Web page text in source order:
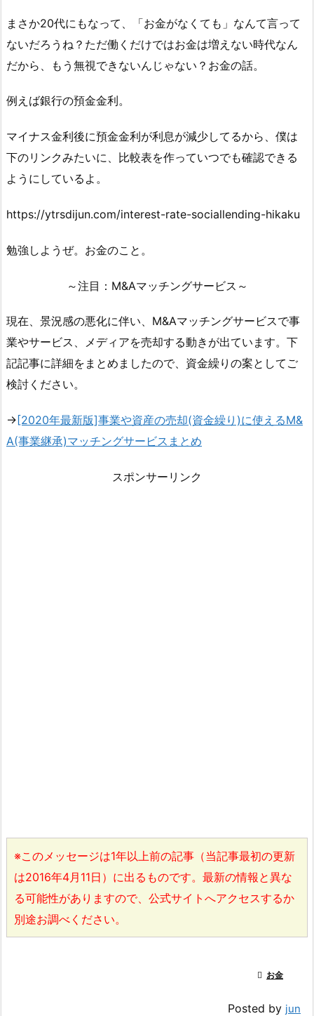
まさか20代にもなって、「お金がなくても」なんて言って
ないだろうね？ただ働くだけではお金は増えない時代なん
だから、もう無視できないんじゃない？お金の話。
例えば銀行の預金金利。
マイナス金利後に預金金利が利息が減少してるから、僕は
下のリンクみたいに、比較表を作っていつでも確認できる
ようにしているよ。
https://ytrsdijun.com/interest-rate-sociallending-hikaku
勉強しようぜ。お金のこと。
～注目：M&Aマッチングサービス～
現在、景況感の悪化に伴い、M&Aマッチングサービスで事
業やサービス、メディアを売却する動きが出ています。下
記記事に詳細をまとめましたので、資金繰りの案としてご
検討ください。
→ [2020年最新版]事業や資産の売却(資金繰り)に使えるM&
A(事業継承)マッチングサービスまとめ
スポンサーリンク
※このメッセージは1年以上前の記事（当記事最初の更新
は2016年4月11日）に出るものです。最新の情報と異な
る可能性がありますので、公式サイトへアクセスするか
別途お調べください。
 お金
Posted by jun